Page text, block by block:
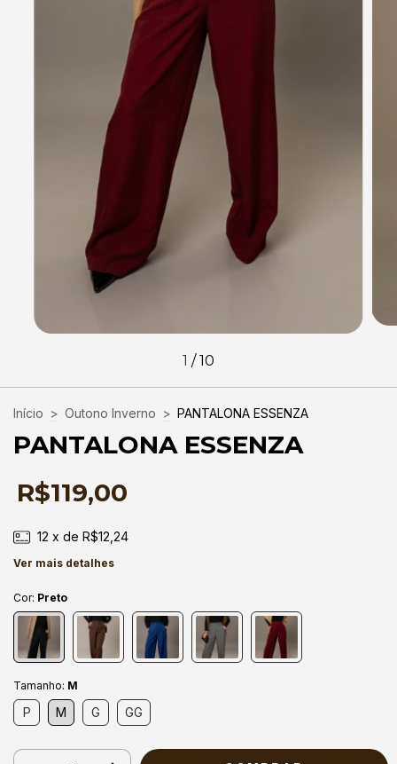
1 /10
Início > Outono Inverno > PANTALONA ESSENZA
PANTALONA ESSENZA
R$119,00
12 x de R$12,24
Ver mais detalhes
Cor: Preto
Tamanho: M
P M G GG